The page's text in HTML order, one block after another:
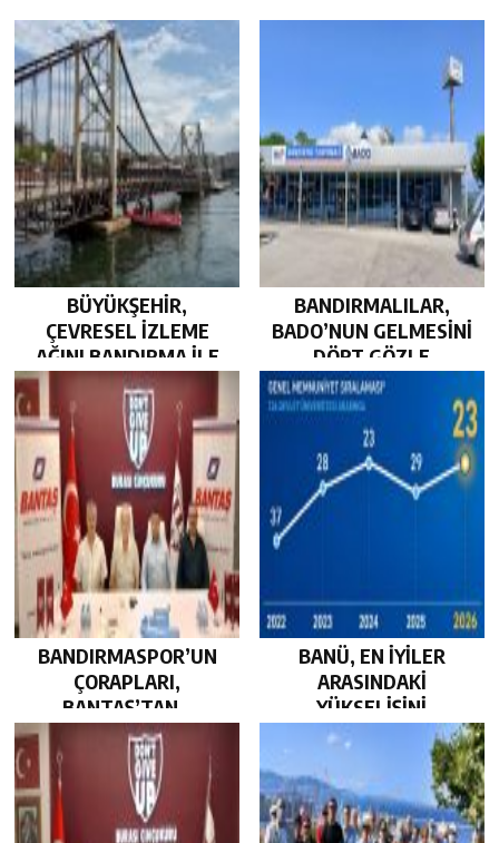
BÜYÜKŞEHİR,
ÇEVRESEL İZLEME
AĞINI BANDIRMA İLE
GÜÇLENDİRDİ…
BANDIRMALILAR,
BADO’NUN GELMESİNİ
DÖRT GÖZLE
BEKLİYOR…
BANDIRMASPOR’UN
ÇORAPLARI,
BANTAŞ’TAN…
BANÜ, EN İYİLER
ARASINDAKİ
YÜKSELİŞİNİ
SÜRDÜRDÜ…